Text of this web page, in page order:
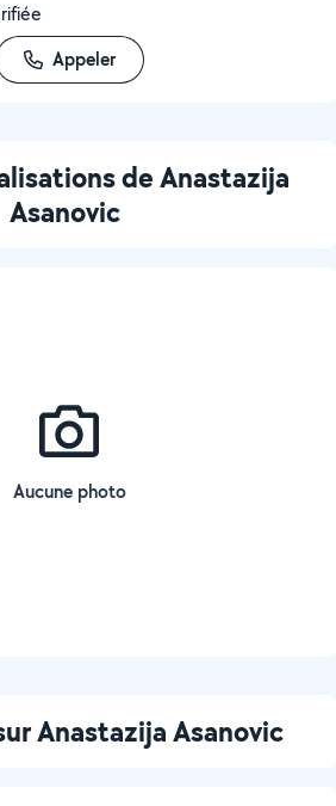
Appeler
de Anastazija
Asanovic
Aucune photo
Anastazija Asanovic